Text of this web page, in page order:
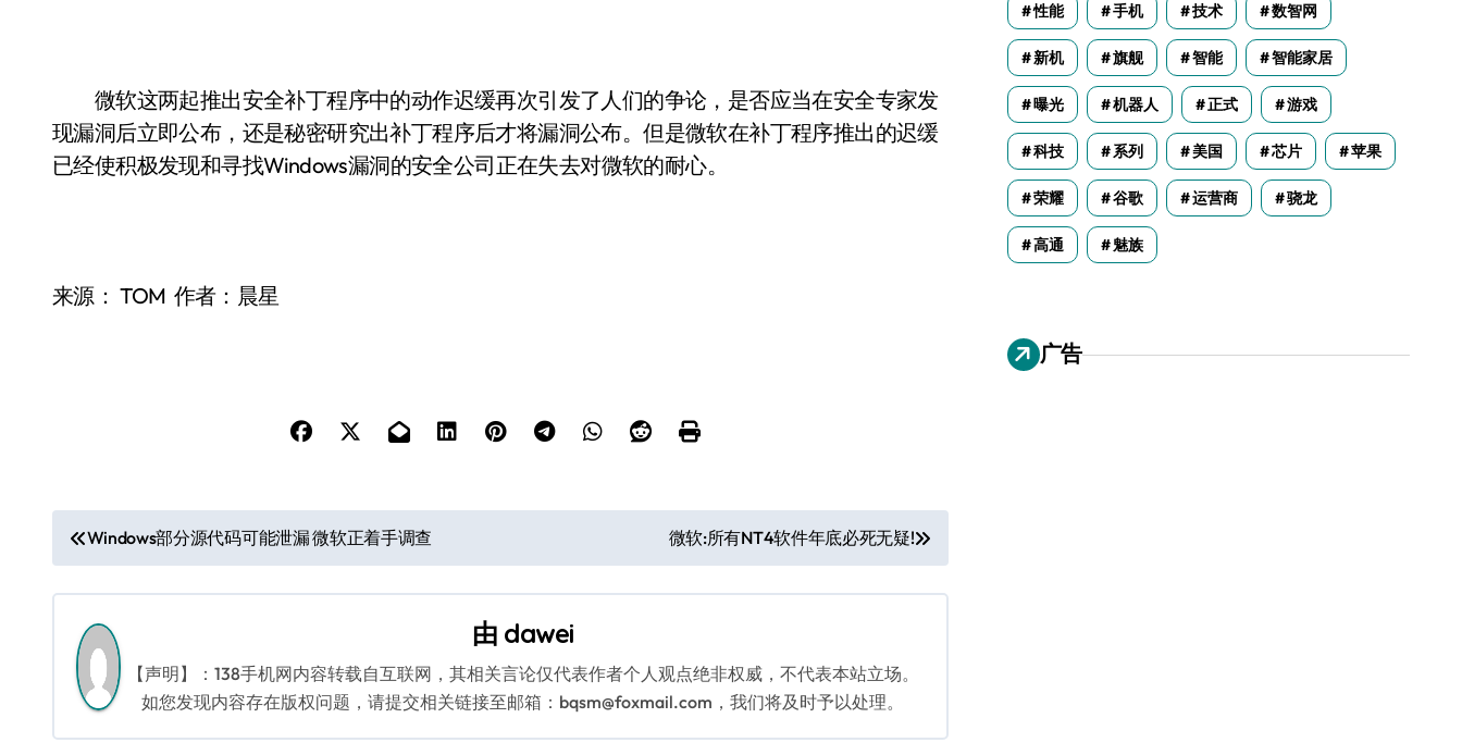
微软这两起推出安全补丁程序中的动作迟缓再次引发了人们的争论，是否应当在安全专家发
现漏洞后立即公布，还是秘密研究出补丁程序后才将漏洞公布。但是微软在补丁程序推出的迟缓
已经使积极发现和寻找Windows漏洞的安全公司正在失去对微软的耐心。
来源： TOM 作者：晨星
文
章
导
航
Windows部分源代码可能泄漏 微软正着手调查 微软:所有NT4软件年底必死无疑!
由 dawei
【声明】：138手机网内容转载自互联网，其相关言论仅代表作者个人观点绝非权威，不代表本站立场。
如您发现内容存在版权问题，请提交相关链接至邮箱：bqsm@foxmail.com，我们将及时予以处理。
性能 手机 技术 数智网
新机 旗舰 智能 智能家居
曝光 机器人 正式 游戏
科技 系列 美国 芯片 苹果
荣耀 谷歌 运营商 骁龙
高通 魅族
广告